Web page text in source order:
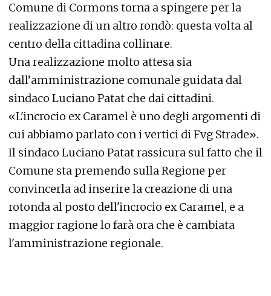
Comune di Cormons torna a spingere per la
realizzazione di un altro rondò: questa volta al
centro della cittadina collinare.
Una realizzazione molto attesa sia
dall’amministrazione comunale guidata dal
sindaco Luciano Patat che dai cittadini.
«L'incrocio ex Caramel è uno degli argomenti di
cui abbiamo parlato con i vertici di Fvg Strade».
Il sindaco Luciano Patat rassicura sul fatto che il
Comune sta premendo sulla Regione per
convincerla ad inserire la creazione di una
rotonda al posto dell'incrocio ex Caramel, e a
maggior ragione lo farà ora che è cambiata
l'amministrazione regionale.